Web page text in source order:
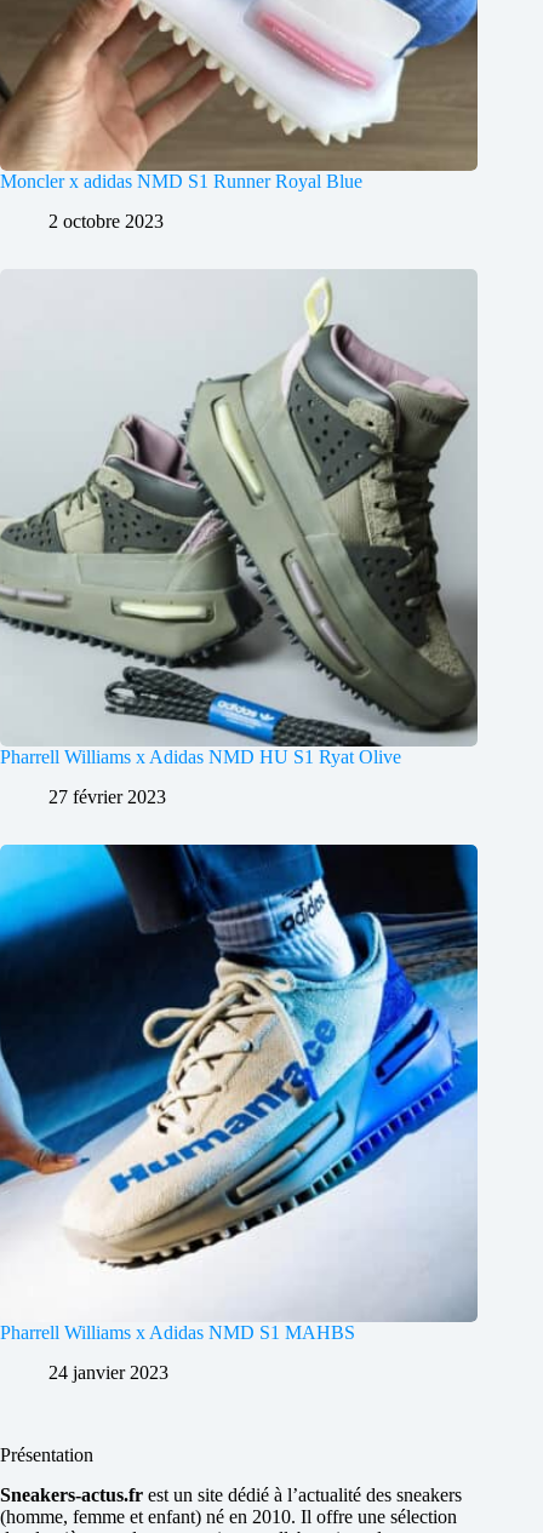
Moncler x adidas NMD S1 Runner Royal Blue
2 octobre 2023
Pharrell Williams x Adidas NMD HU S1 Ryat Olive
27 février 2023
Pharrell Williams x Adidas NMD S1 MAHBS
24 janvier 2023
Présentation
Sneakers-actus.fr est un site dédié à l’actualité des sneakers
(homme, femme et enfant) né en 2010. Il offre une sélection